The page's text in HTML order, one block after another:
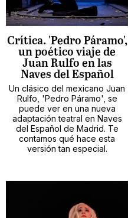
Crítica. 'Pedro Páramo',
un poético viaje de
Juan Rulfo en las
Naves del Español
Un clásico del mexicano Juan
Rulfo, 'Pedro Páramo', se
puede ver en una nueva
adaptación teatral en Naves
del Español de Madrid. Te
contamos qué hace esta
versión tan especial.